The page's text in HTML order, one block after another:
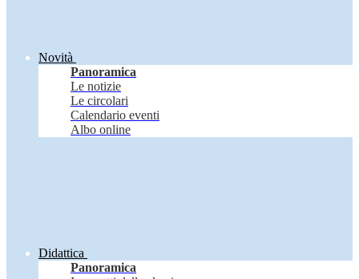
Novità
Panoramica
Le notizie
Le circolari
Calendario eventi
Albo online
Didattica
Panoramica